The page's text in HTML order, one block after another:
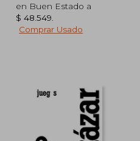
20%
en Buen Estado a
$ 48.549
Comprar Usado